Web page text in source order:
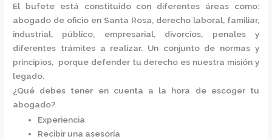
El bufete está constituido con diferentes áreas como:
abogado de oficio en Santa Rosa, derecho laboral, familiar,
industrial, público, empresarial, divorcios, penales y
diferentes trámites a realizar. Un conjunto de normas y
principios, porque defender tu derecho es nuestra misión y
legado.
¿Qué debes tener en cuenta a la hora de escoger tu
abogado?
Experiencia
Recibir una asesoría